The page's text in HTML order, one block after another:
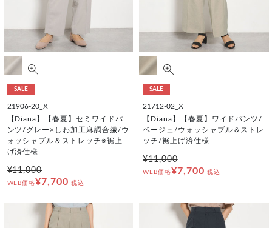
SALE
21906-20_X
【Diana】【春夏】セミワイドパ
ンツ/グレー×しわ加工麻調合繊/ウ
ォッシャブル＆ストレッチ※裾上
げ済仕様
¥11,000
WEB価格¥7,700 税込
SALE
21712-02_X
【Diana】【春夏】ワイドパンツ/
ベージュ/ウォッシャブル＆ストレ
ッチ/裾上げ済仕様
¥11,000
WEB価格¥7,700 税込